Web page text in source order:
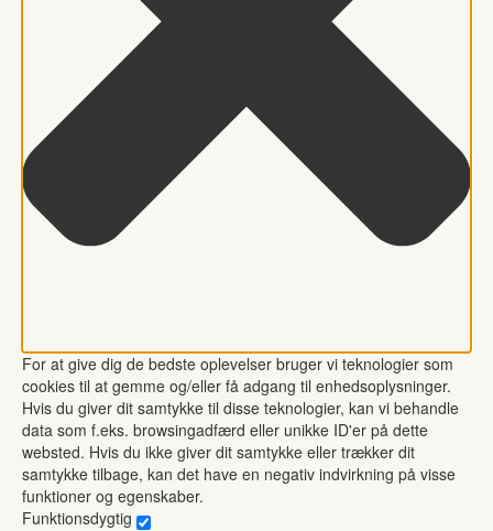
For at give dig de bedste oplevelser bruger vi teknologier som
cookies til at gemme og/eller få adgang til enhedsoplysninger.
Hvis du giver dit samtykke til disse teknologier, kan vi behandle
data som f.eks. browsingadfærd eller unikke ID'er på dette
websted. Hvis du ikke giver dit samtykke eller trækker dit
samtykke tilbage, kan det have en negativ indvirkning på visse
funktioner og egenskaber.
Funktionsdygtig